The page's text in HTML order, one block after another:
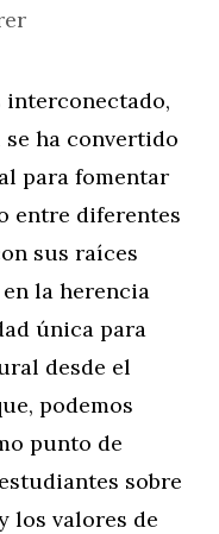
interconectado,
ha convertido
para fomentar
entre diferentes
sus raíces
la herencia
única para
desde el
podemos
punto de
sobre
los valores de